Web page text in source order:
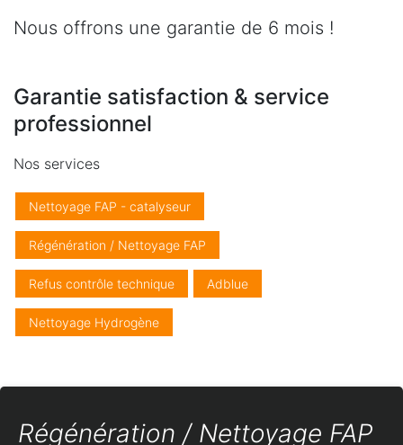
Nous offrons une garantie de 6 mois !
Garantie satisfaction & service
professionnel
Nos services
Nettoyage FAP - catalyseur
Régénération / Nettoyage FAP
Refus contrôle technique Adblue
Nettoyage Hydrogène
Régénération / Nettoyage FAP